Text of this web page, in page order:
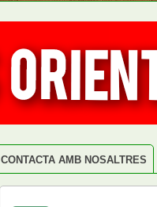
CONTACTA AMB NOSALTRES